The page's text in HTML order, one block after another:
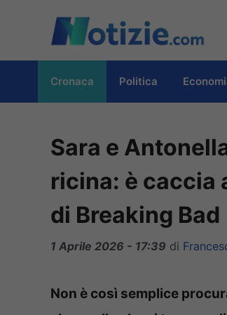
contenuto
Cronaca Politica
Sara e
ricina: è caccia
di Breaking Bad
1 Aprile 2026 - 17:39 di
Non è così semplice